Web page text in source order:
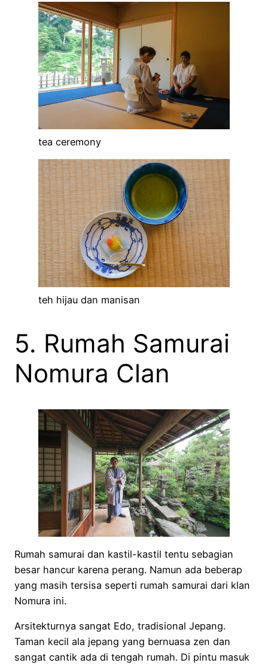
tea ceremony
teh hijau dan manisan
5. Rumah Samurai
Nomura Clan
Rumah samurai dan kastil-kastil tentu sebagian
besar hancur karena perang. Namun ada beberap
yang masih tersisa seperti rumah samurai dari klan
Nomura ini.
Arsitekturnya sangat Edo, tradisional Jepang.
Taman kecil ala jepang yang bernuasa zen dan
sangat cantik ada di tengah rumah. Di pintu masuk